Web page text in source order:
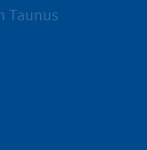
Taunus